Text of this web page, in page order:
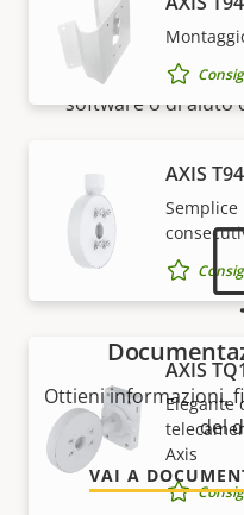
AXIS
AXIS
Elegante
Axis
Hai bisogno di
software o di aiuto
Ottieni informazioni,
del
VAI A